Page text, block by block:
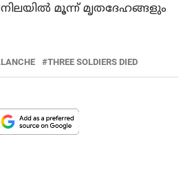
മൂന്ന് മൃതദേഹങ്ങളും
THREE SOLDIERS DIED